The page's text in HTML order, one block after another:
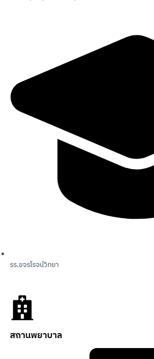
รร.ขจรโรจน์วิทยา
สถานพยาบาล